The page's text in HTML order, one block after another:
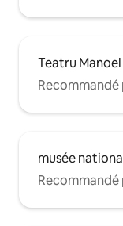
Teatru Manoel
musée